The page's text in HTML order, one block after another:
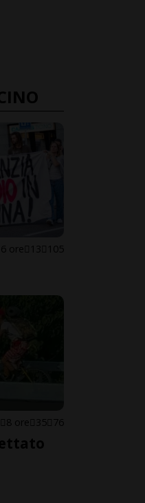
6 ore 13 105
8 ore 35 76